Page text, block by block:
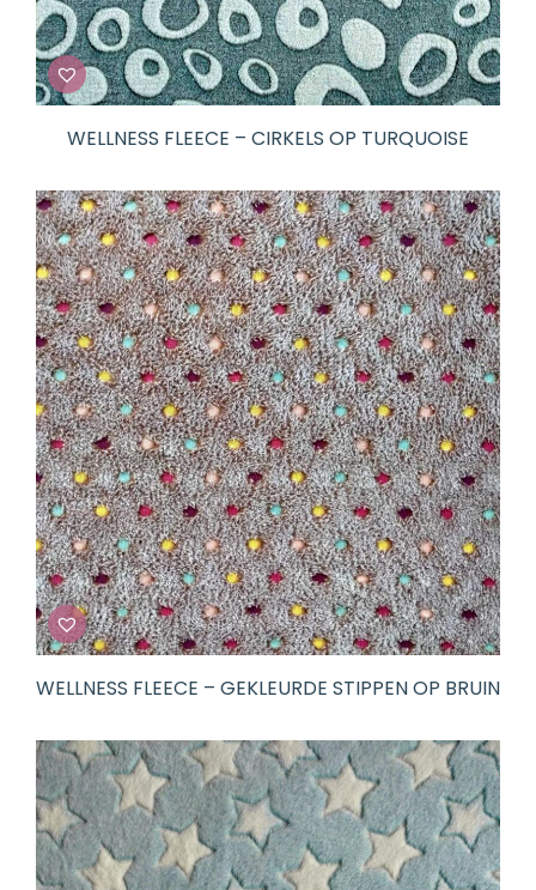
WELLNESS FLEECE – CIRKELS OP TURQUOISE
WELLNESS FLEECE – GEKLEURDE STIPPEN OP BRUIN